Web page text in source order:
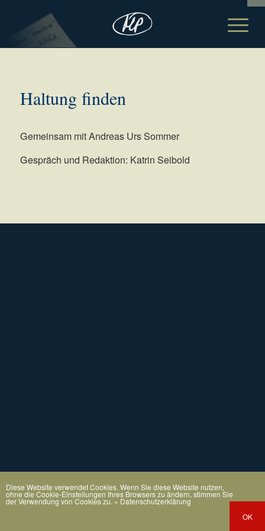
Haltung finden
Gemeinsam mit Andreas Urs Sommer
Gespräch und Redaktion: Katrin Seibold
Diese Website verwendet Cookies. Wenn Sie diese Website nutzen,
ohne die Cookie-Einstellungen Ihres Browsers zu ändern, stimmen Sie
der Verwendung von Cookies zu. » Datenschutzerklärung
OK